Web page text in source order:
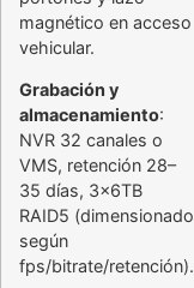
magnético en acceso
vehicular.
Grabación y
almacenamiento:
NVR 32 canales o
VMS, retención 28–
35 días, 3x6TB
RAID5 (dimensionado
según
fps/bitrate/retención).